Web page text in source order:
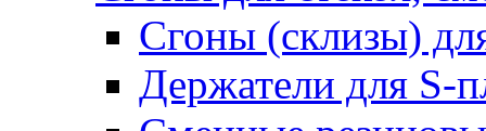
Сгоны (склизы)
Держатели для S-